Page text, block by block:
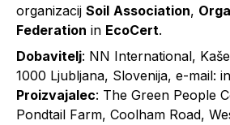
organizacij Soil Association,
Federation in EcoCert.
Dobavitelj: NN International,
1000 Ljubljana, Slovenija, e-mail:
Proizvajalec: The Green People
Pondtail Farm, Coolham Road,